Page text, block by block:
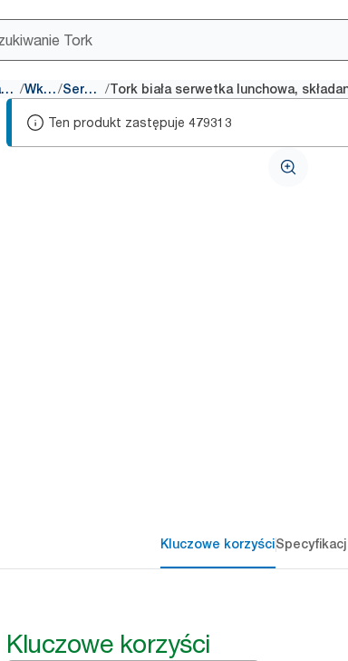
Serwetki i produkty do nakrycia stołu / Wkłady/ Serwetki /
Ten produkt zastępuje 479313
Kluczowe korzyści
Kluczowe korzyści